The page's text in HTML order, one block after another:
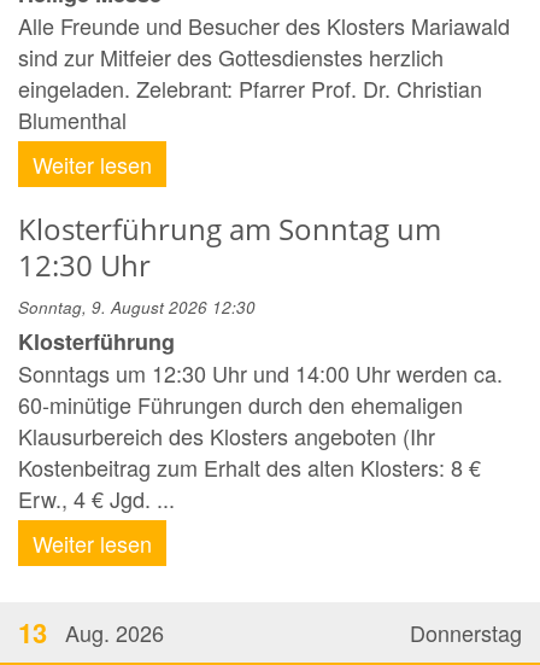
Alle Freunde und Besucher des Klosters Mariawald
sind zur Mitfeier des Gottesdienstes herzlich
eingeladen. Zelebrant: Pfarrer Prof. Dr. Christian
Blumenthal
Weiter lesen
Klosterführung am Sonntag um
12:30 Uhr
Sonntag, 9. August 2026 12:30
Klosterführung
Sonntags um 12:30 Uhr und 14:00 Uhr werden ca.
60-minütige Führungen durch den ehemaligen
Klausurbereich des Klosters angeboten (Ihr
Kostenbeitrag zum Erhalt des alten Klosters: 8 €
Erw., 4 € Jgd. ...
Weiter lesen
Donnerstag
13 Aug. 2026